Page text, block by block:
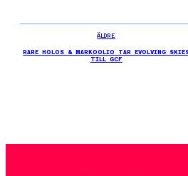
ÄLDRE
RARE HOLOS & MARKOOLIO TAR EVOLVING
TILL GCF